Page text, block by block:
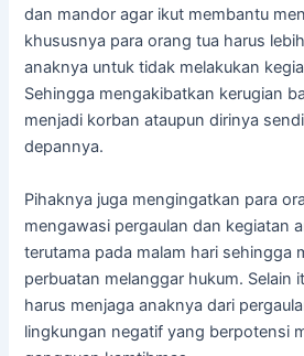
dan mandor agar ikut membantu
khususnya para orang tua harus
anaknya untuk tidak melakukan
Sehingga mengakibatkan kerugian
menjadi korban ataupun dirinya
depannya.
Pihaknya juga mengingatkan para
mengawasi pergaulan dan kegiatan
terutama pada malam hari sehingga
perbuatan melanggar hukum. Selain
harus menjaga anaknya dari
lingkungan negatif yang berpotensi